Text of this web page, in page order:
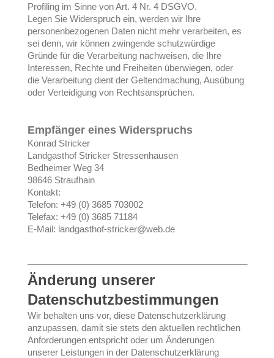
Profiling im Sinne von Art. 4 Nr. 4 DSGVO.
Legen Sie Widerspruch ein, werden wir Ihre
personenbezogenen Daten nicht mehr verarbeiten, es
sei denn, wir können zwingende schutzwürdige
Gründe für die Verarbeitung nachweisen, die Ihre
Interessen, Rechte und Freiheiten überwiegen, oder
die Verarbeitung dient der Geltendmachung, Ausübung
oder Verteidigung von Rechtsansprüchen.
Empfänger eines Widerspruchs
Konrad Stricker
Landgasthof Stricker Stressenhausen
Bedheimer Weg 34
98646 Straufhain
Kontakt:
Telefon: +49 (0) 3685 703002
Telefax: +49 (0) 3685 71184
E-Mail: landgasthof-stricker@web.de
Änderung unserer
Datenschutzbestimmungen
Wir behalten uns vor, diese Datenschutzerklärung
anzupassen, damit sie stets den aktuellen rechtlichen
Anforderungen entspricht oder um Änderungen
unserer Leistungen in der Datenschutzerklärung